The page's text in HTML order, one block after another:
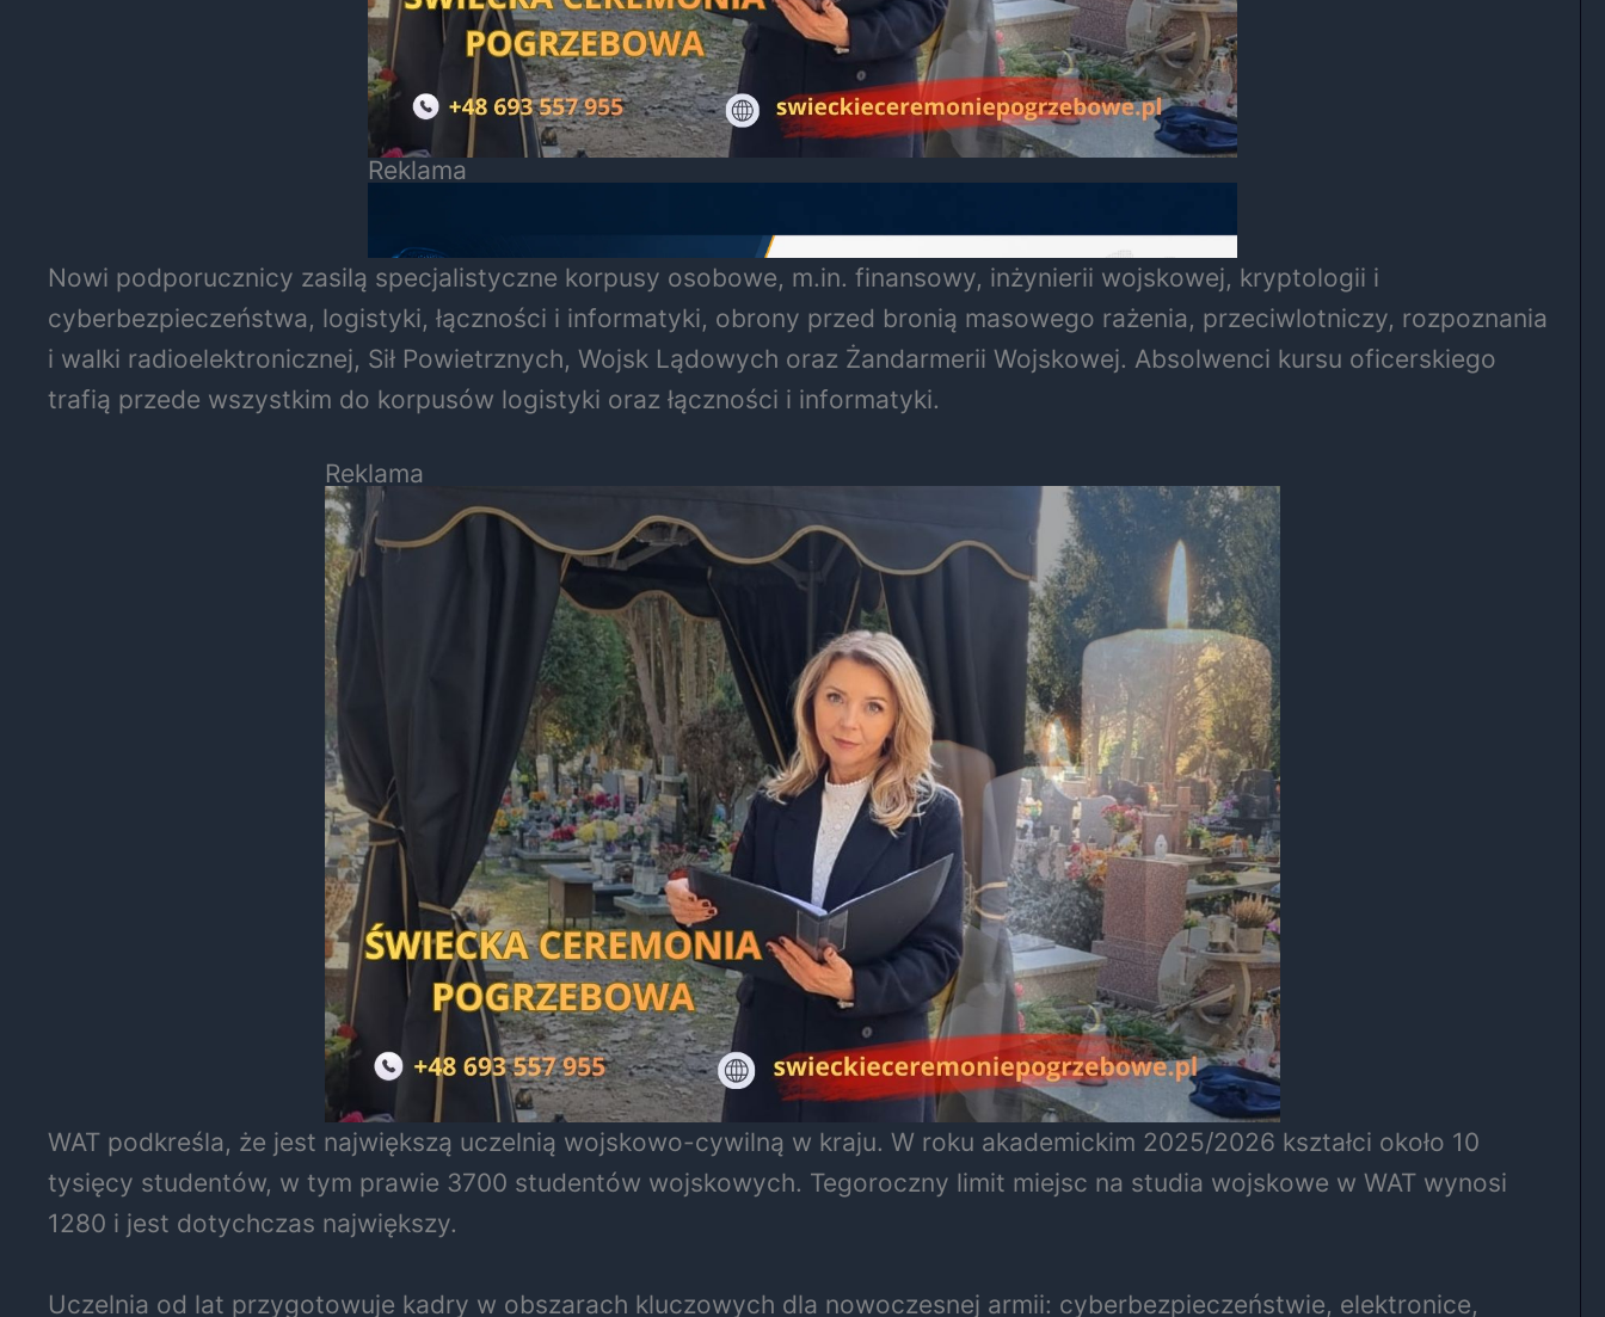
Reklama
Nowi podporucznicy zasilą specjalistyczne korpusy osobowe, m.in. finansowy, inżynierii wojskowej, kryptologii i
cyberbezpieczeństwa, logistyki, łączności i informatyki, obrony przed bronią masowego rażenia, przeciwlotniczy, rozpoznania
i walki radioelektronicznej, Sił Powietrznych, Wojsk Lądowych oraz Żandarmerii Wojskowej. Absolwenci kursu oficerskiego
trafią przede wszystkim do korpusów logistyki oraz łączności i informatyki.
Reklama
WAT podkreśla, że jest największą uczelnią wojskowo-cywilną w kraju. W roku akademickim 2025/2026 kształci około 10
tysięcy studentów, w tym prawie 3700 studentów wojskowych. Tegoroczny limit miejsc na studia wojskowe w WAT wynosi
1280 i jest dotychczas największy.
Uczelnia od lat przygotowuje kadry w obszarach kluczowych dla nowoczesnej armii: cyberbezpieczeństwie, elektronice,